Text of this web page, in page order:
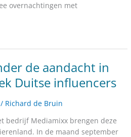
overnachtingen met
de aandacht in
Duitse influencers
/ Richard de Bruin
bedrijf Mediamixx brengen deze
In de maand september